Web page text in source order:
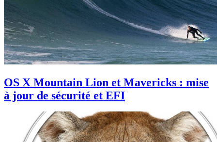
OS X Mountain Lion et Mavericks : mise
à jour de sécurité et EFI